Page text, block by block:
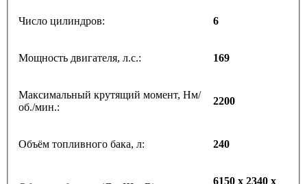
Число цилиндров: 6
Мощность двигателя, л.с.: 169
Максимальный крутящий момент, Нм/
об./мин.:
2200
Объём топливного бака, л: 240
6150 x 2340 x